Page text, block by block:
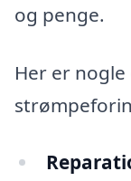
og penge.
Her er